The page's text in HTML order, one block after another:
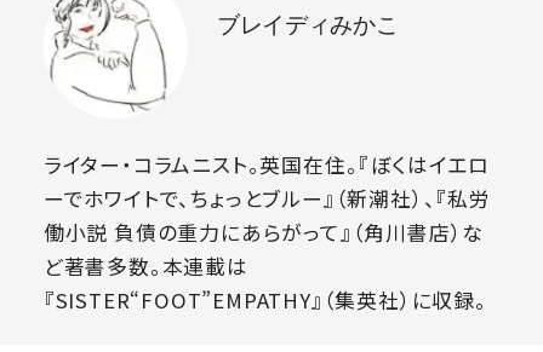
ブレイディみかこ
ライター・コラムニスト。英国在住。『ぼくはイエロ
ーでホワイトで、ちょっとブルー』（新潮社）、『私労
働小説 負債の重力にあらがって』（角川書店）な
ど著書多数。本連載は
『SISTER“FOOT”EMPATHY』（集英社）に収録。